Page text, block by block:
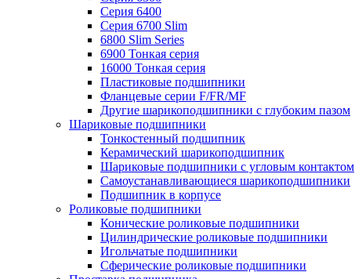
Серия 6400
Серия 6700 Slim
6800 Slim Series
6900 Тонкая серия
16000 Тонкая серия
Пластиковые подшипники
Фланцевые серии F/FR/MF
Другие шарикоподшипники с глубоким пазом
Шариковые подшипники
Тонкостенный подшипник
Керамический шарикоподшипник
Шариковые подшипники с угловым контактом
Самоустанавливающиеся шарикоподшипники
Подшипник в корпусе
Роликовые подшипники
Конические роликовые подшипники
Цилиндрические роликовые подшипники
Игольчатые подшипники
Сферические роликовые подшипники